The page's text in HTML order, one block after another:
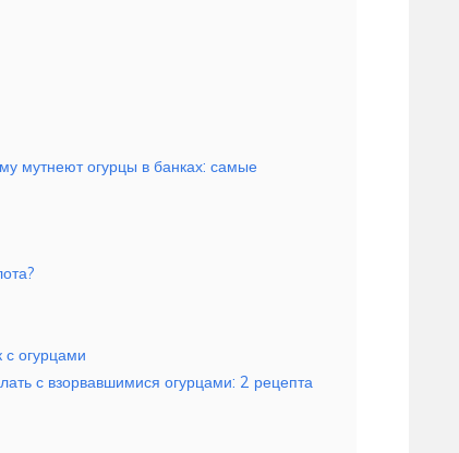
мутнеют огурцы в банках: самые
огурцами
с взорвавшимися огурцами: 2 рецепта